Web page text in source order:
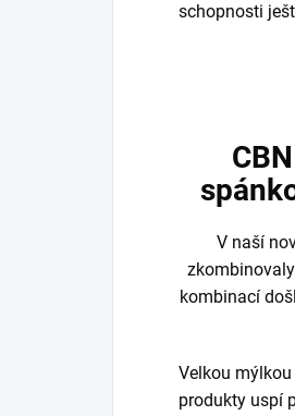
schopnosti
V naší
kombinací
Velkou
produkty uspí